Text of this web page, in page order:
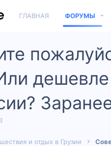
ГЛАВНАЯ ФОРУМЫ
и отдых в Грузии